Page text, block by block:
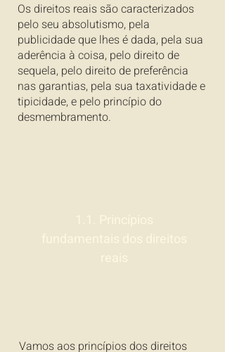
Os direitos reais são caracterizados
pelo seu absolutismo, pela
publicidade que lhes é dada, pela sua
aderência à coisa, pelo direito de
sequela, pelo direito de preferência
nas garantias, pela sua taxatividade e
tipicidade, e pelo princípio do
desmembramento.
Vamos aos princípios dos direitos